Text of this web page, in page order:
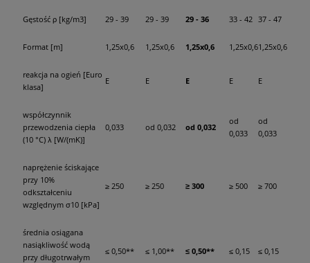
Gęstość ρ [kg/m3] 29 - 39 29 - 39 29 - 36 33 - 42 37 - 47
Format [m] 1,25x0,6 1,25x0,6 1,25x0,6 1,25x0,61,25x0,6
reakcja na ogień [Euro
klasa]
E E E E E
współczynnik
przewodzenia ciepła
(10 °C) λ [W/(mK)]
0,033 od 0,032 od 0,032
od
0,033
od
0,033
naprężenie ściskające
przy 10%
odkształceniu
względnym σ10 [kPa]
≥ 250 ≥ 250 ≥ 300 ≥ 500 ≥ 700
średnia osiągana
nasiąkliwość wodą
przy długotrwałym
≤ 0,50** ≤ 1,00** ≤ 0,50** ≤ 0,15 ≤ 0,15